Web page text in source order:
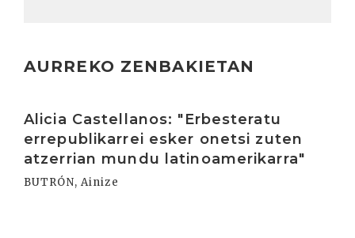
AURREKO ZENBAKIETAN
Alicia Castellanos: "Erbesteratu
errepublikarrei esker onetsi zuten
atzerrian mundu latinoamerikarra"
BUTRÓN, Ainize